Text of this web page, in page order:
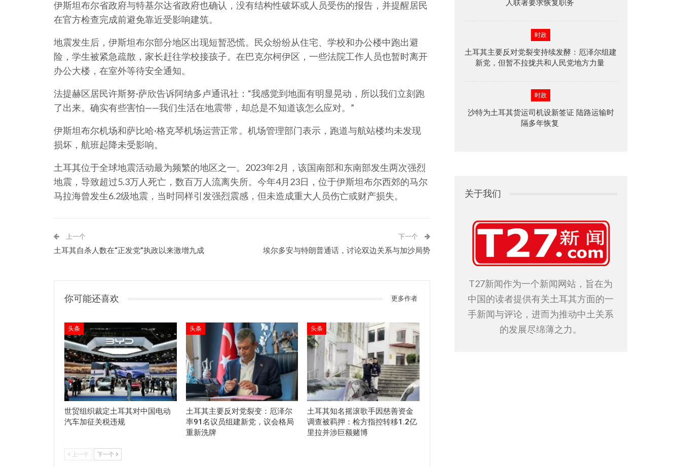
伊斯坦布尔省政府与特基尔达省政府也确认，没有结构性破坏或人员受伤的报告，并提醒居民
在官方检查完成前避免靠近受影响建筑。
地震发生后，伊斯坦布尔部分地区出现短暂恐慌。民众纷纷从住宅、学校和办公楼中跑出避
险，学生被紧急疏散，家长赶往学校接孩子。在巴克尔柯伊区，一些法院工作人员也暂时离开
办公大楼，在室外等待安全通知。
法提赫区居民许斯努·萨欣告诉阿纳多卢通讯社：“我感觉到地面有明显晃动，所以我们立刻跑
了出来。确实有些害怕——我们生活在地震带，却总是不知道该怎么应对。”
伊斯坦布尔机场和萨比哈·格克琴机场运营正常。机场管理部门表示，跑道与航站楼均未发现
损坏，航班起降未受影响。
土耳其位于全球地震活动最为频繁的地区之一。2023年2月，该国南部和东南部发生两次强烈
地震，导致超过5.3万人死亡，数百万人流离失所。今年4月23日，位于伊斯坦布尔西郊的马尔
马拉海曾发生6.2级地震，当时同样引发强烈震感，但未造成重大人员伤亡或财产损失。
上一个
土耳其自杀人数在“正发党”执政以来激增九成
下一个
埃尔多安与特朗普通话，讨论双边关系与加沙局势
你可能还喜欢 更多作者
头条
世贸组织裁定土耳其对中国电动
汽车加征关税违规
头条
土耳其主要反对党裂变：厄泽尔
率91名议员组建新党，议会格局
重新洗牌
头条
土耳其知名摇滚歌手因慈善资金
调查被羁押：检方指控转移1.2亿
里拉并涉巨额赌博
上一个 下一个
人联署要求恢复职务
时政
土耳其主要反对党裂变持续发酵：厄泽尔组建
新党，但暂不拉拢共和人民党地方力量
时政
沙特为土耳其货运司机设新签证 陆路运输时
隔多年恢复
关于我们
T27新闻作为一个新闻网站，旨在为
中国的读者提供有关土耳其方面的一
手新闻与评论，进而为推动中土关系
的发展尽绵薄之力。